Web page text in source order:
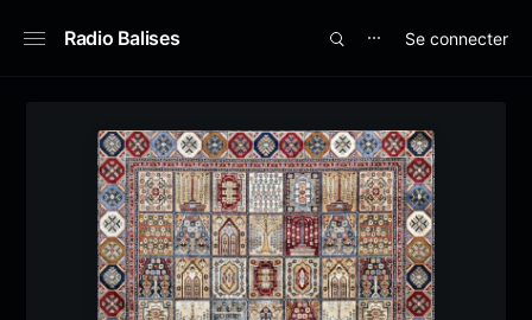
Radio Balises ⋯ Se connecter